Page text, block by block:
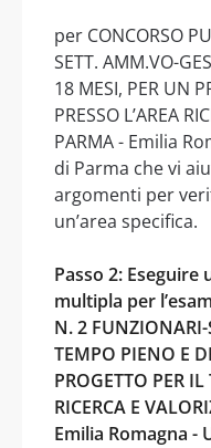
per CONCORSO
SETT. AMM.VO-
18 MESI, PER UN
PRESSO L’AREA
PARMA - Emilia
di Parma che vi
argomenti per
un’area specifica.
Passo 2:
multipla per
N. 2 FUNZIONARI-
TEMPO PIENO E
PROGETTO PER
RICERCA E
Emilia Romagna -